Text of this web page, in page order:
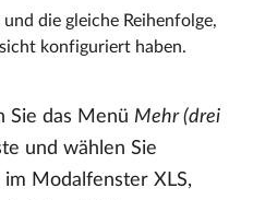
die gleiche Reihenfolge,
konfiguriert haben.
Sie das Menü Mehr (drei
und wählen Sie
im Modalfenster XLS,